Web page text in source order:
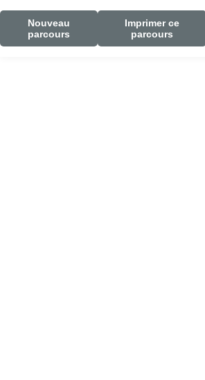
Nouveau
parcours
Imprimer ce
parcours